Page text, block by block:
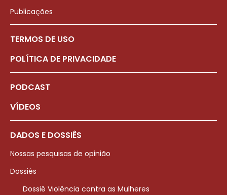
Publicações
TERMOS DE USO
POLÍTICA DE PRIVACIDADE
PODCAST
VÍDEOS
DADOS E DOSSIÊS
Nossas pesquisas de opinião
Dossiês
Dossiê Violência contra as Mulheres